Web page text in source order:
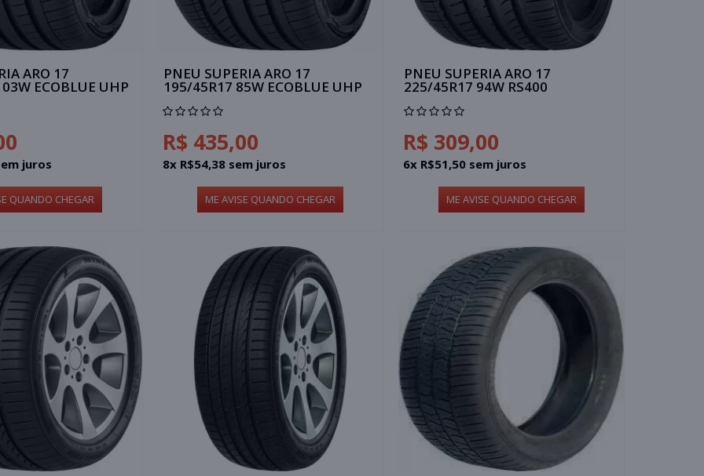
ARO 17
ECOBLUE UHP
juros
QUANDO CHEGAR
PNEU SUPERIA ARO 17
195/45R17 85W ECOBLUE UHP
R$ 435,00
8x R$54,38 sem juros
ME AVISE QUANDO CHEGAR
PNEU SUPERIA ARO 17
225/45R17 94W RS400
R$ 309,00
6x R$51,50 sem juros
ME AVISE QUANDO CHEGAR